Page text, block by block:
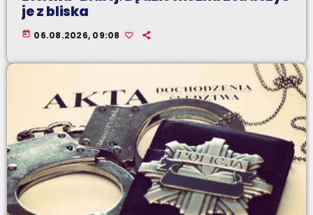
je z bliska
today 06.08.2026, 09:08